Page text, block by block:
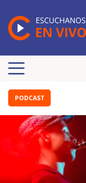
PODCAST